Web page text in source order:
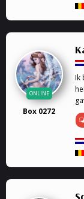
ONLINE
Box 0272
Ik